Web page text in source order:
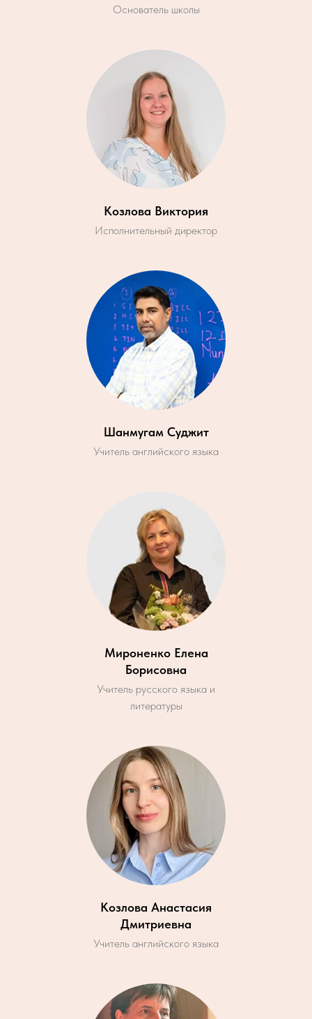
Основатель школы
Козлова Виктория
Исполнительный директор
Шанмугам Суджит
Учитель английского языка
Мироненко Елена
Борисовна
Учитель русского языка и
литературы
Козлова Анастасия
Дмитриевна
Учитель английского языка